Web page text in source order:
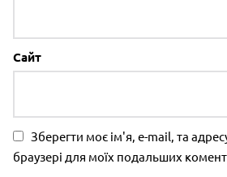
Сайт
Зберегти моє ім'я, e-mail, та
браузері для моїх подальших